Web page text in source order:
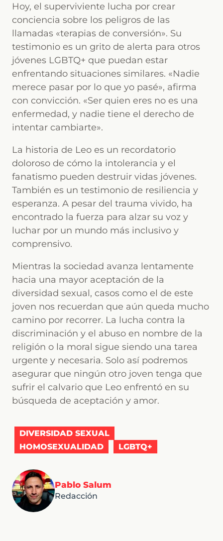
Hoy, el superviviente lucha por crear
conciencia sobre los peligros de las
llamadas «terapias de conversión». Su
testimonio es un grito de alerta para otros
jóvenes LGBTQ+ que puedan estar
enfrentando situaciones similares. «Nadie
merece pasar por lo que yo pasé», afirma
con convicción. «Ser quien eres no es una
enfermedad, y nadie tiene el derecho de
intentar cambiarte».
La historia de Leo es un recordatorio
doloroso de cómo la intolerancia y el
fanatismo pueden destruir vidas jóvenes.
También es un testimonio de resiliencia y
esperanza. A pesar del trauma vivido, ha
encontrado la fuerza para alzar su voz y
luchar por un mundo más inclusivo y
comprensivo.
Mientras la sociedad avanza lentamente
hacia una mayor aceptación de la
diversidad sexual, casos como el de este
joven nos recuerdan que aún queda mucho
camino por recorrer. La lucha contra la
discriminación y el abuso en nombre de la
religión o la moral sigue siendo una tarea
urgente y necesaria. Solo así podremos
asegurar que ningún otro joven tenga que
sufrir el calvario que Leo enfrentó en su
búsqueda de aceptación y amor.
DIVERSIDAD SEXUAL
HOMOSEXUALIDAD
LGBTQ+
Pablo Salum
Redacción